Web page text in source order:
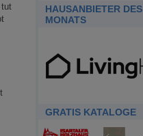
tut
HAUSANBIETER DES
MONATS
GRATIS KATALOGE